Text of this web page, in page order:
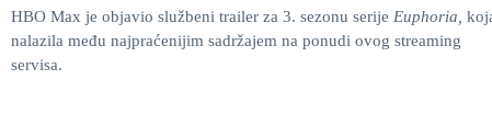
HBO Max je objavio službeni trailer za 3. sezonu serije Euphoria,
nalazila među najpraćenijim sadržajem na ponudi ovog streaming
servisa.